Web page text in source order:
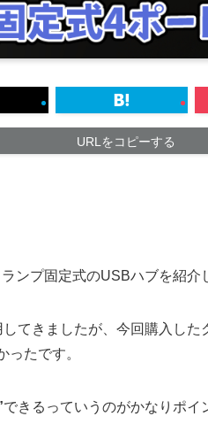
URLをコピーする
ンプ固定式のUSBハブを紹介
てきましたが、今回購入し
ったです。
できるっていうのがかなりポイ